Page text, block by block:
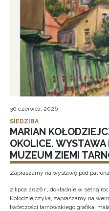
30 czerwca, 2026
SIEDZIBA
MARIAN
OKOLICE.
MUZEUM ZIEMI
Zapraszamy na wystawę pod
2 lipca 2026 r., dokładnie w setną
Kołodziejczyka, zapraszamy na
twórczości tarnowskiego grafika,